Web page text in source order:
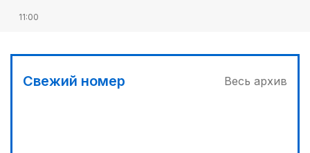
11:00
МЧС запустило новые станции мониторинга
Свежий номер Весь архив